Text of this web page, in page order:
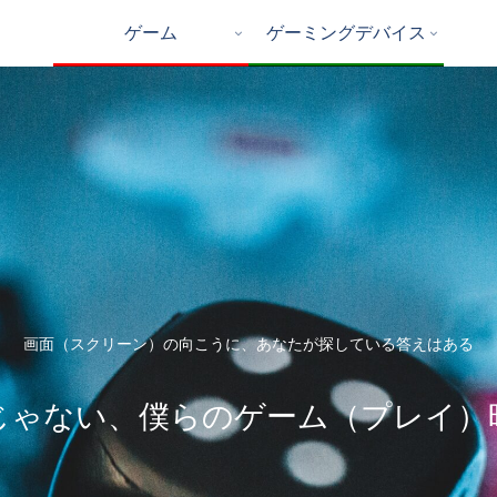
画面（スクリーン）の向こうに、あなたが探している答えはある
ゃない、僕らのゲーム（プレイ）
ゲーム ゲーミングデバイス